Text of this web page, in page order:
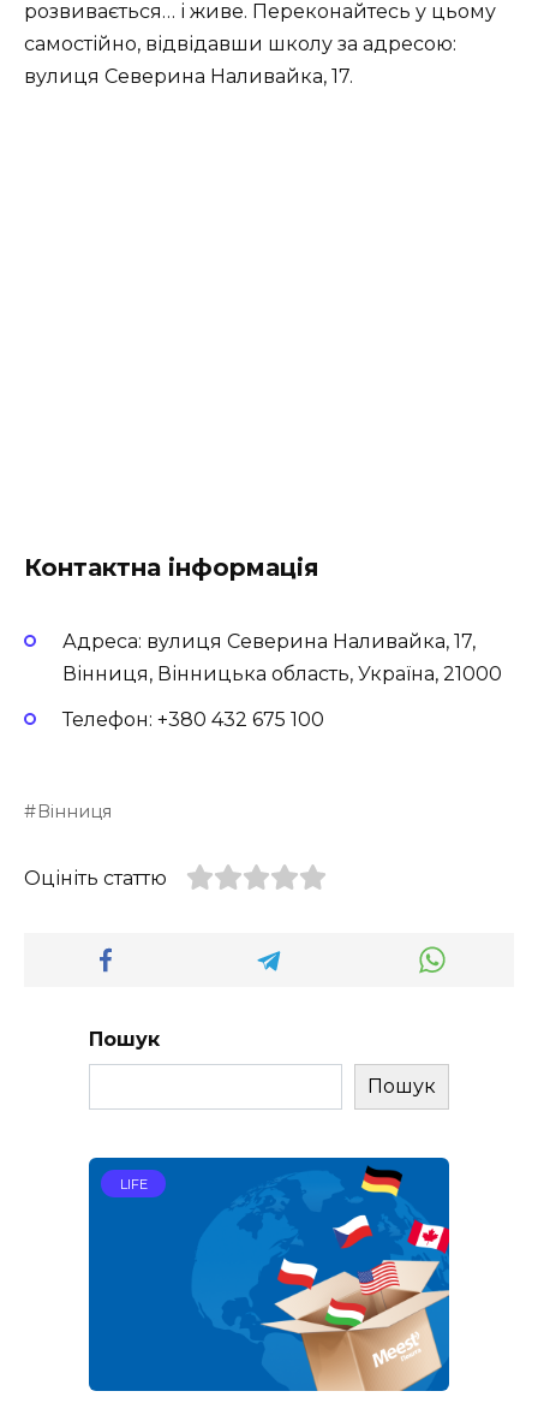
розвивається… і живе. Переконайтесь у цьому
самостійно, відвідавши школу за адресою:
вулиця Северина Наливайка, 17.
Контактна інформація
Адреса: вулиця Северина Наливайка, 17,
Вінниця, Вінницька область, Україна, 21000
Телефон: +380 432 675 100
Вінниця
Оцініть статтю
Пошук
Пошук
LIFE